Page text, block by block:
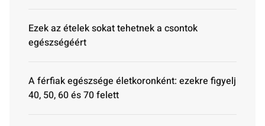
Ezek az ételek sokat tehetnek a csontok
egészségéért
A férfiak egészsége életkoronként: ezekre figyelj
40, 50, 60 és 70 felett